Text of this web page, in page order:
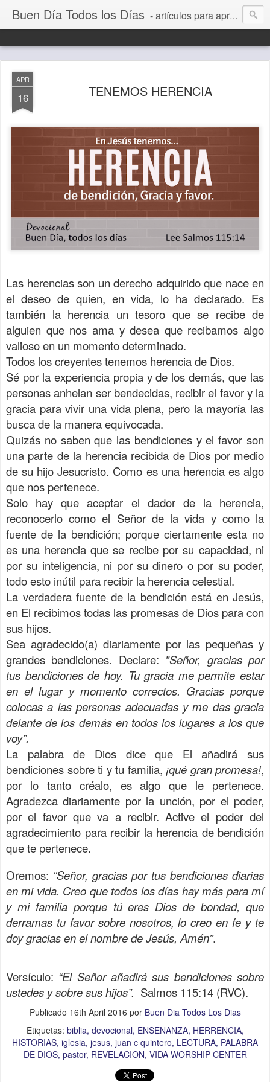
Buen Día Todos los Días - artículos para aprender a vivir mejor, un día a la vez. Por Juan C Quintero
APR
16 TENEMOS HERENCIA
Las herencias son un derecho adquirido que nace en
el deseo de quien, en vida, lo ha declarado. Es
también la herencia un tesoro que se recibe de
alguien que nos ama y desea que recibamos algo
valioso en un momento determinado.
Todos los creyentes tenemos herencia de Dios.
Sé por la experiencia propia y de los demás, que las
personas anhelan ser bendecidas, recibir el favor y la
gracia para vivir una vida plena, pero la mayoría las
busca de la manera equivocada.
Quizás no saben que las bendiciones y el favor son
una parte de la herencia recibida de Dios por medio
de su hijo Jesucristo. Como es una herencia es algo
que nos pertenece.
Solo hay que aceptar el dador de la herencia,
reconocerlo como el Señor de la vida y como la
fuente de la bendición; porque ciertamente esta no
es una herencia que se recibe por su capacidad, ni
por su inteligencia, ni por su dinero o por su poder,
todo esto inútil para recibir la herencia celestial.
La verdadera fuente de la bendición está en Jesús,
en El recibimos todas las promesas de Dios para con
sus hijos.
Sea agradecido(a) diariamente por las pequeñas y
grandes bendiciones. Declare: "Señor, gracias por
tus bendiciones de hoy. Tu gracia me permite estar
en el lugar y momento correctos. Gracias porque
colocas a las personas adecuadas y me das gracia
delante de los demás en todos los lugares a los que
voy”.
La palabra de Dios dice que El añadirá sus
bendiciones sobre ti y tu familia, ¡qué gran promesa!,
por lo tanto créalo, es algo que le pertenece.
Agradezca diariamente por la unción, por el poder,
por el favor que va a recibir. Active el poder del
agradecimiento para recibir la herencia de bendición
que te pertenece.
Oremos: “Señor, gracias por tus bendiciones diarias
en mi vida. Creo que todos los días hay más para mí
y mi familia porque tú eres Dios de bondad, que
derramas tu favor sobre nosotros, lo creo en fe y te
doy gracias en el nombre de Jesús, Amén”.
Versículo: “El Señor añadirá sus bendiciones sobre
ustedes y sobre sus hijos”. Salmos 115:14 (RVC).
Publicado 16th April 2016 por Buen Dia Todos Los Dias
Etiquetas: biblia devocional ENSENANZA HERRENCIA
HISTORIAS iglesia jesus juan c quintero LECTURA PALABRA
DE DIOS pastor REVELACION VIDA WORSHIP CENTER